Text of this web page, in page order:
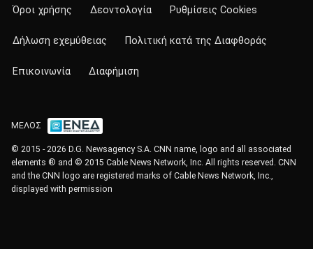
Όροι χρήσης Δεοντολογία Ρυθμίσεις Cookies
Δήλωση εχεμύθειας Πολιτική κατά της Διαφθοράς
Επικοινωνία Διαφήμιση
ΜΕΛΟΣ
© 2015 - 2026 D.G. Newsagency S.A. CNN name, logo and all associated
elements ® and © 2015 Cable News Network, Inc. All rights reserved. CNN
and the CNN logo are registered marks of Cable News Network, Inc.,
displayed with permission